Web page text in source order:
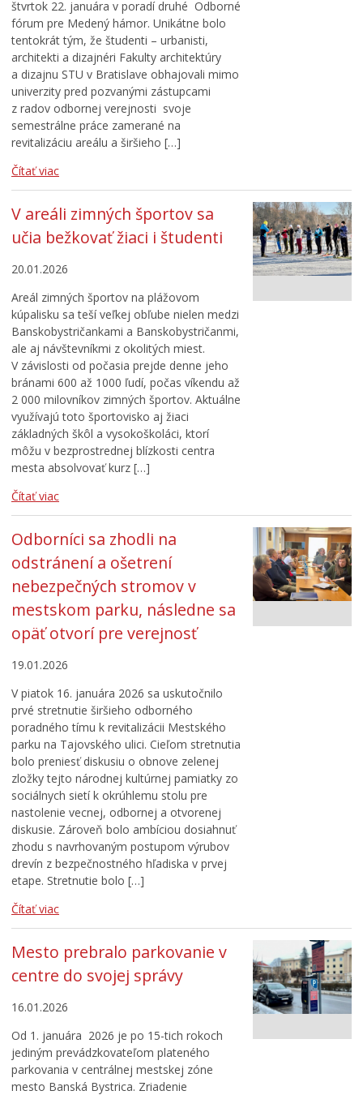
štvrtok 22. januára v poradí druhé Odborné
fórum pre Medený hámor. Unikátne bolo
tentokrát tým, že študenti – urbanisti,
architekti a dizajnéri Fakulty architektúry
a dizajnu STU v Bratislave obhajovali mimo
univerzity pred pozvanými zástupcami
z radov odbornej verejnosti svoje
semestrálne práce zamerané na
revitalizáciu areálu a širšieho […]
Čítať viac
V areáli zimných športov sa
učia bežkovať žiaci i študenti
20.01.2026
Areál zimných športov na plážovom
kúpalisku sa teší veľkej obľube nielen medzi
Banskobystričankami a Banskobystričanmi,
ale aj návštevníkmi z okolitých miest.
V závislosti od počasia prejde denne jeho
bránami 600 až 1000 ľudí, počas víkendu až
2 000 milovníkov zimných športov. Aktuálne
využívajú toto športovisko aj žiaci
základných škôl a vysokoškoláci, ktorí
môžu v bezprostrednej blízkosti centra
mesta absolvovať kurz […]
Čítať viac
Odborníci sa zhodli na
odstránení a ošetrení
nebezpečných stromov v
mestskom parku, následne sa
opäť otvorí pre verejnosť
19.01.2026
V piatok 16. januára 2026 sa uskutočnilo
prvé stretnutie širšieho odborného
poradného tímu k revitalizácii Mestského
parku na Tajovského ulici. Cieľom stretnutia
bolo preniesť diskusiu o obnove zelenej
zložky tejto národnej kultúrnej pamiatky zo
sociálnych sietí k okrúhlemu stolu pre
nastolenie vecnej, odbornej a otvorenej
diskusie. Zároveň bolo ambíciou dosiahnuť
zhodu s navrhovaným postupom výrubov
drevín z bezpečnostného hľadiska v prvej
etape. Stretnutie bolo […]
Čítať viac
Mesto prebralo parkovanie v
centre do svojej správy
16.01.2026
Od 1. januára 2026 je po 15-tich rokoch
jediným prevádzkovateľom plateného
parkovania v centrálnej mestskej zóne
mesto Banská Bystrica. Zriadenie